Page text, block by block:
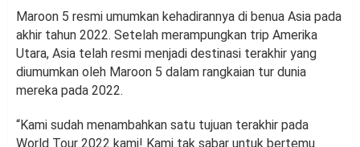
Maroon 5 resmi umumkan kehadirannya di benua Asia pada
akhir tahun 2022. Setelah merampungkan trip Amerika
Utara, Asia telah resmi menjadi destinasi terakhir yang
diumumkan oleh Maroon 5 dalam rangkaian tur dunia
mereka pada 2022.
“Kami sudah menambahkan satu tujuan terakhir pada
World Tour 2022 kami! Kami tak sabar untuk bertemu